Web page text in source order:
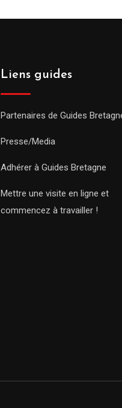
Liens guides
Partenaires de Guides
Presse/Media
Adhérer à Guides Bretagne
Mettre une visite en ligne et
commencez à travailler !